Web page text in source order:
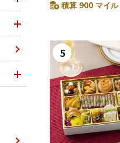
積算 900 マイ
5